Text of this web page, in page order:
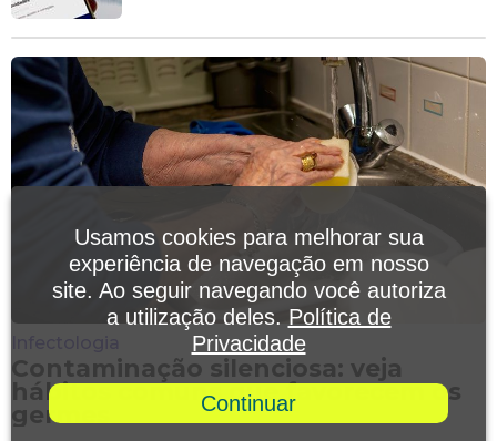
Contaminação silenciosa: veja
hábitos comuns que favorecem os
germes
Usamos cookies para melhorar sua
experiência de navegação em nosso
site. Ao seguir navegando você autoriza
a utilização deles. Política de
Privacidade
Continuar